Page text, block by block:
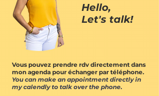
Hello,
Let's talk!
Vous pouvez prendre rdv directement dans
mon agenda pour échanger par téléphone.
You can make an appointment directly in
my calendly to talk over the phone.